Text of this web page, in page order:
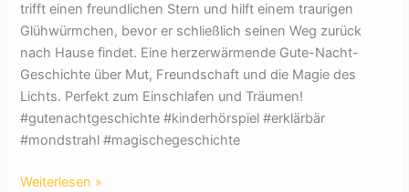
trifft einen freundlichen Stern und hilft einem traurigen
Glühwürmchen, bevor er schließlich seinen Weg zurück
nach Hause findet. Eine herzerwärmende Gute-Nacht-
Geschichte über Mut, Freundschaft und die Magie des
Lichts. Perfekt zum Einschlafen und Träumen!
#gutenachtgeschichte #kinderhörspiel #erklärbär
#mondstrahl #magischegeschichte
Die
Weiterlesen »